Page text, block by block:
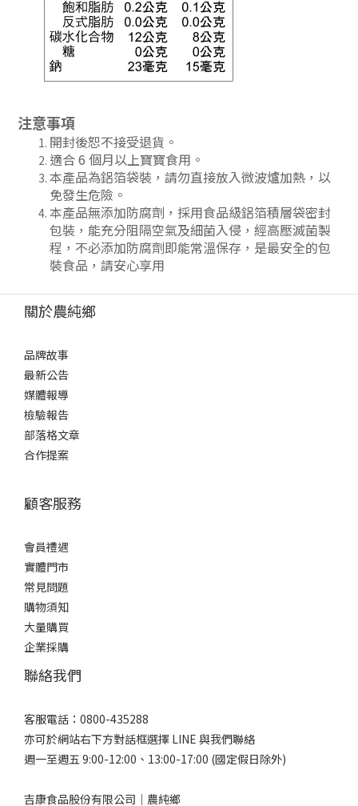
注意事項
開封後恕不接受退貨。
適合 6 個月以上寶寶食用。
本產品為鋁箔袋裝，請勿直接放入微波爐加熱，以
免發生危險。
本產品無添加防腐劑，採用食品級鋁箔積層袋密封
包裝，能充分阻隔空氣及細菌入侵，經高壓滅菌製
程，不必添加防腐劑即能常溫保存，是最安全的包
裝食品，請安心享用
關於農純鄉
品牌故事
最新公告
媒體報導
檢驗報告
部落格文章
合作提案
顧客服務
會員禮遇
實體門市
常見問題
購物須知
大量購買
企業採購
聯絡我們
客服電話：0800-435288
亦可於網站右下方對話框選擇 LINE 與我們聯絡
週一至週五 9:00-12:00、13:00-17:00 (國定假日除外)
吉康食品股份有限公司｜農純鄉